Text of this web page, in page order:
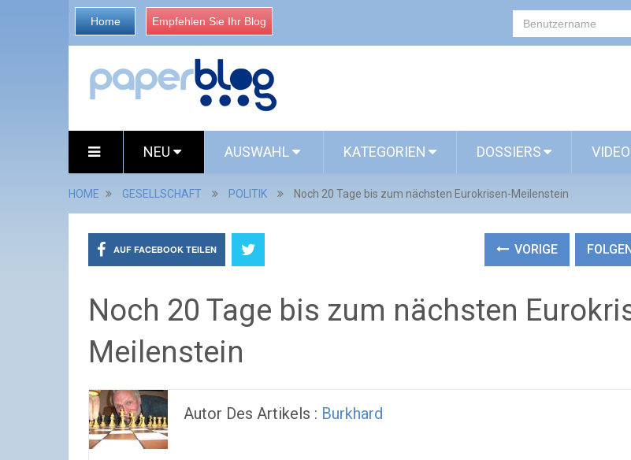
Home Empfehlen Sie Ihr Blog
NEU AUSWAHL KATEGORIEN DOSSIERS
HOME GESELLSCHAFT POLITIK Noch 20 Tage bis zum nächsten Eurokrisen-Meilenstein
AUF FACEBOOK TEILEN VORIGE
Noch 20 Tage bis zum nächsten
Meilenstein
Autor Des Artikels : Burkhard